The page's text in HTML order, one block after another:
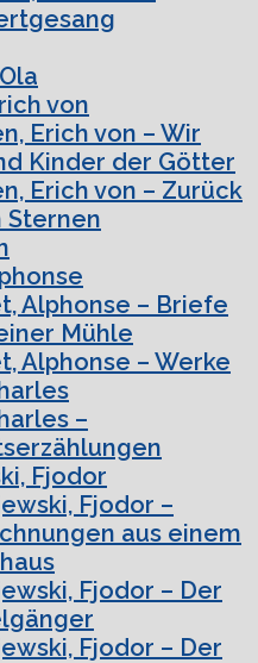
von
Erich von – Wir
Kinder der Götter
Erich von – Zurück
Sternen
Alphonse – Briefe
Mühle
Alphonse – Werke
–
Fjodor
Fjodor –
aus einem
Fjodor – Der
Fjodor – Der